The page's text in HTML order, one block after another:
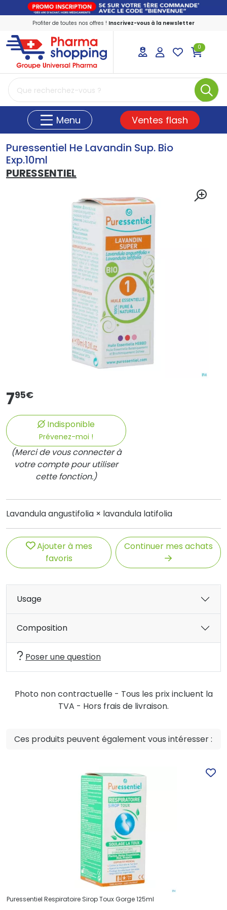
Profiter de toutes nos offres ! Inscrivez-vous à la newsletter
PharmaShopping Votre pharmacie en
0
Menu Ventes flash
Puressentiel He Lavandin Sup. Bio
Exp.10ml
PURESSENTIEL
795€
Indisponible
Prévenez-moi !
(Merci de vous connecter à
votre compte pour utiliser
cette fonction.)
Lavandula angustifolia × lavandula latifolia
Ajouter à mes
favoris
Continuer mes achats
Usage
Composition
Poser une question
Photo non contractuelle - Tous les prix incluent la
TVA - Hors frais de livraison.
Ces produits peuvent également vous intéresser :
Puressentiel Respiratoire Sirop Toux Gorge 125ml